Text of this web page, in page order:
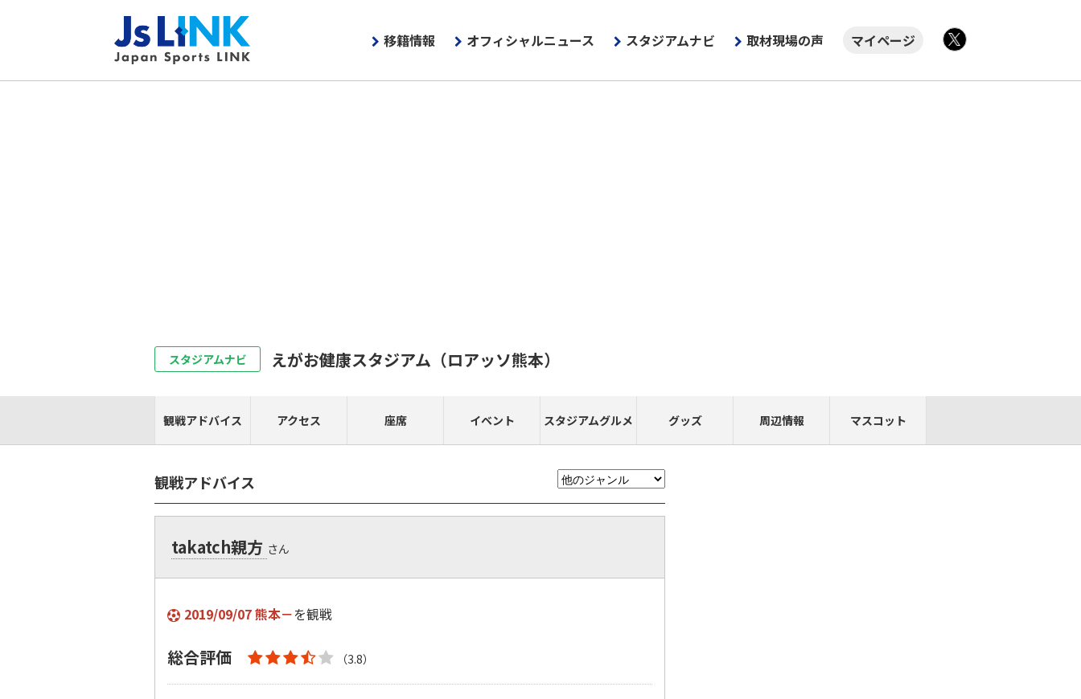
移籍情報 オフィシャルニュース スタジアムナビ 取材現場の声
マイページ
スタジアムナビ えがお健康スタジアム（ロアッソ熊本）
観戦アドバイス アクセス 座席 イベント スタジアムグルメ グッズ 周辺情報 マスコット
観戦アドバイス
takatch親方 さん
2019/09/07 熊本－を観戦
総合評価 （3.8）